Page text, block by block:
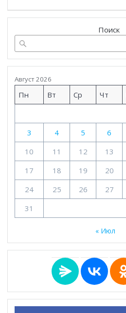
Поиск
Август 2026
Пн Вт Ср Чт
3
4 5 6
10
11 12 13
17
18 19 20
24
25 26 27
31
« Июл